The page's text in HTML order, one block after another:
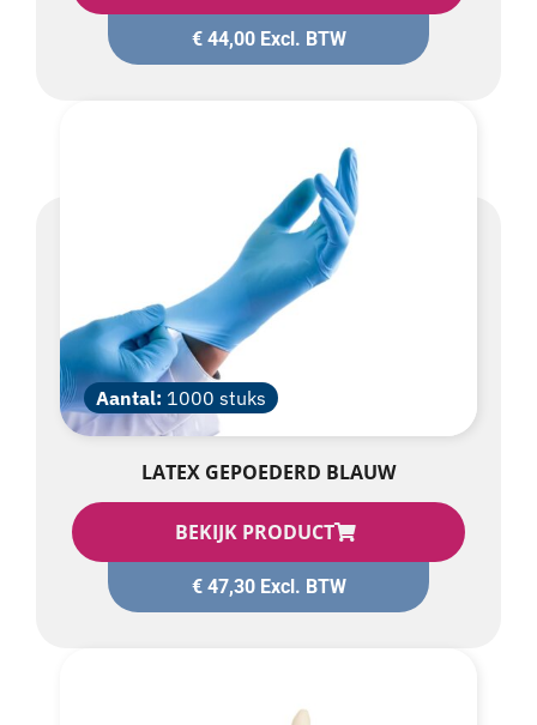
€44,00Excl. BTW
Aantal: 1000 stuks
LATEX GEPOEDERD BLAUW
BEKIJK PRODUCT
€47,30Excl. BTW